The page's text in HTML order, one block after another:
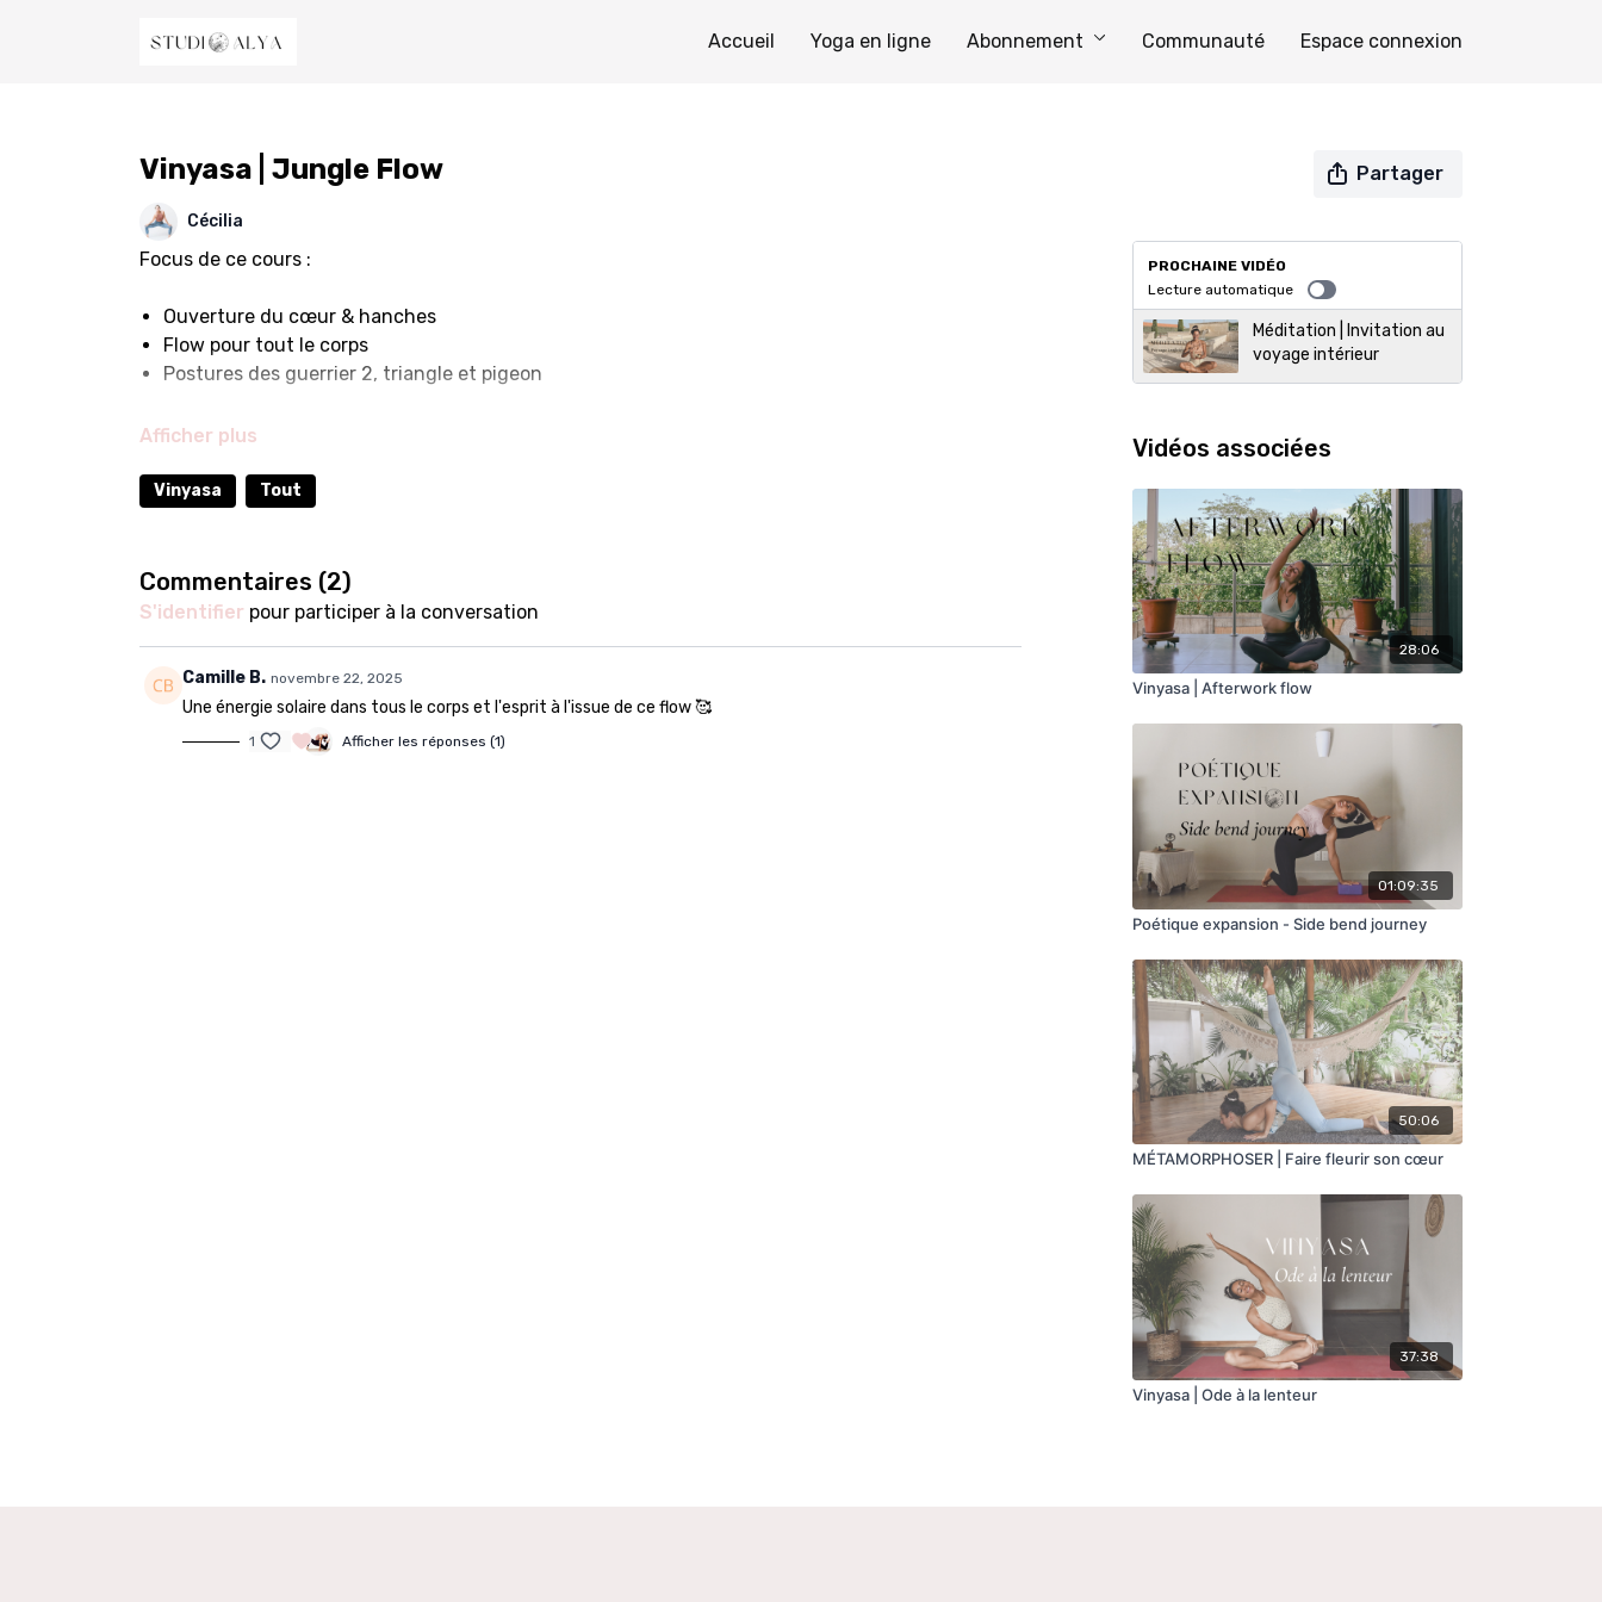
Accueil Yoga en ligne Abonnement Communauté Espace connexion
Vinyasa | Jungle Flow Partager
Cécilia
Focus de ce cours :
Ouverture du cœur & hanches
Flow pour tout le corps
Postures des guerrier 2, triangle et pigeon
Intensité ☾☾
Code : CECILIA2023
PlaylistICI
Vinyasa Tout
Commentaires (2)
S'identifier pour participer à la conversation
Camille B. novembre 22, 2025
Une énergie solaire dans tous le corps et l'esprit à l'issue de ce flow 🥰
1 Afficher les réponses (1)
PROCHAINE VIDÉO
Lecture automatique
Méditation | Invitation au
voyage intérieur
Vidéos associées
28:06
Vinyasa | Afterwork flow
01:09:35
Poétique expansion - Side bend journey
50:06
MÉTAMORPHOSER | Faire fleurir son cœur
37:38
Vinyasa | Ode à la lenteur